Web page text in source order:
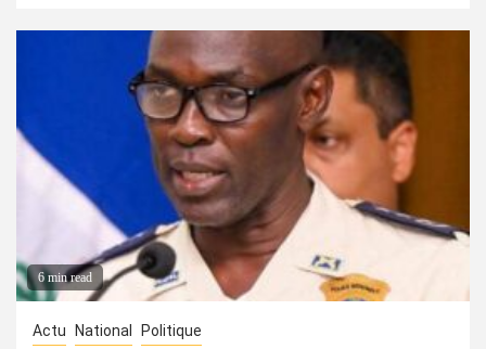
6 min read
Actu National Politique